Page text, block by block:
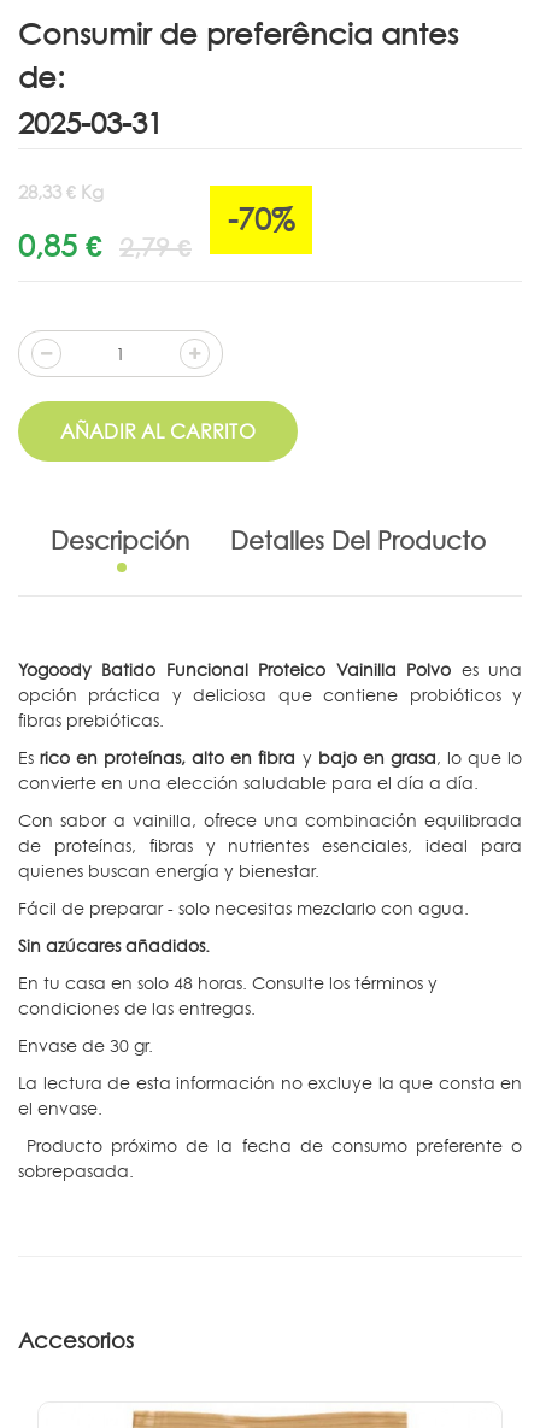
Consumir de preferência antes
de:
28,33 € Kg
0,85 € 2,79 €
-70%
AÑADIR AL CARRITO
Descripción Detalles Del Producto
Yogoody Batido Funcional Proteico Vainilla Polvo es una
opción práctica y deliciosa que contiene probióticos y
fibras prebióticas.
Esrico en proteínas, alto en fibra ybajo en grasa, lo que lo
convierte en una elección saludable para el día a día.
Con sabor a vainilla, ofrece una combinación equilibrada
de proteínas, fibras y nutrientes esenciales, ideal para
quienes buscan energía y bienestar.
Fácil de preparar - solo necesitas mezclarlo con agua.
Sin azúcares añadidos.
En tu casa en solo 48 horas. Consulte los términos y
condiciones de las entregas.
Envase de 30 gr.
La lectura de esta información no excluye la que consta en
el envase.
Producto próximo de la fecha de consumo preferente o
sobrepasada.
Accesorios